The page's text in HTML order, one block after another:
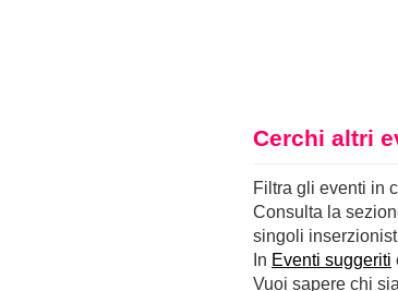
Cerchi altri
Filtra gli eventi in
Consulta la
singoli
In Eventi suggeriti
Vuoi sapere chi